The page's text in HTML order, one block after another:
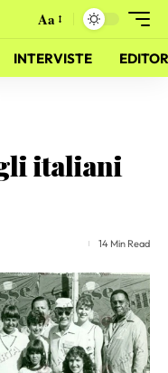
Aa
INTERVISTE
italiani
14 Min Read